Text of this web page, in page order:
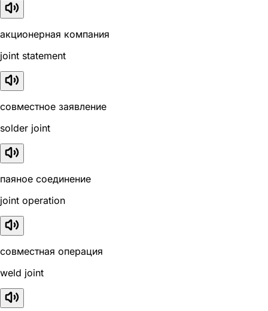
акционерная компания
joint statement
совместное заявление
solder joint
паяное соединение
joint operation
совместная операция
weld joint